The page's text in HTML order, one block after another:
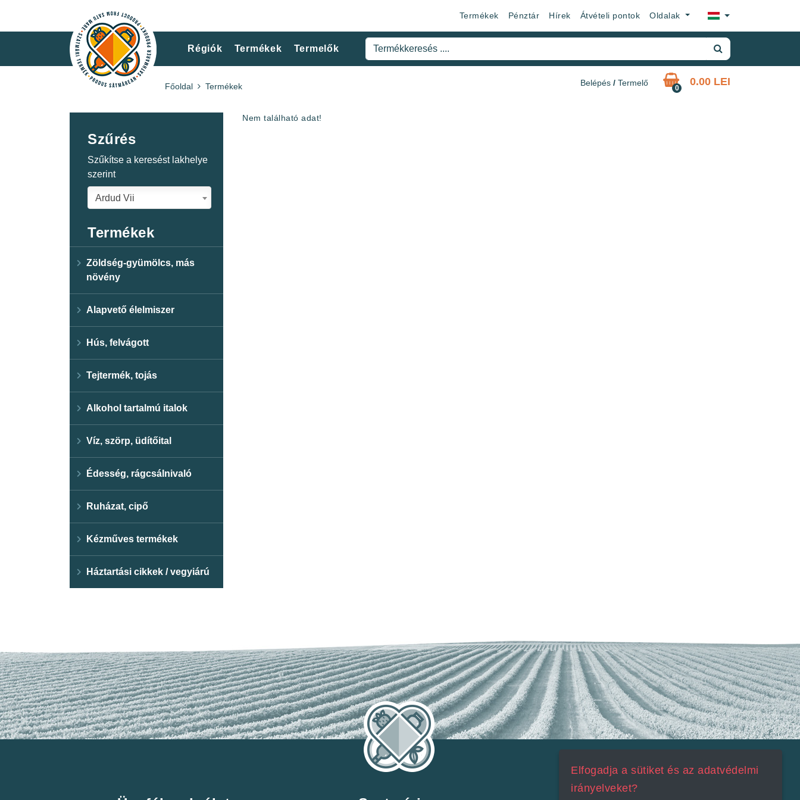
Termékek Pénztár Hírek Átvételi pontok Oldalak ×
Régiók Termékek Termelők
Belépés / Termelő
0
0.00 LEI
Főoldal Termékek
Szűrés
Szűkítse a keresést lakhelye
szerint
Ardud Vii
Termékek
Zöldség-gyümölcs, más
növény
Alapvető élelmiszer
Hús, felvágott
Tejtermék, tojás
Alkohol tartalmú italok
Víz, szörp, üdítőital
Édesség, rágcsálnivaló
Ruházat, cipő
Kézműves termékek
Háztartási cikkek / vegyiárú
Nem található adat!
Elfogadja a sütiket és az adatvédelmi
irányelveket?